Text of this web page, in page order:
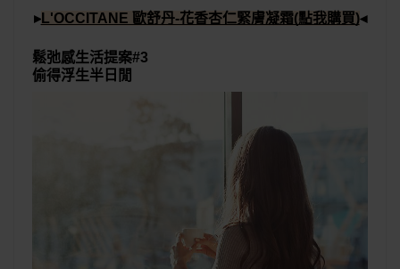
▸L'OCCITANE 歐舒丹-花香杏仁緊膚凝霜(點我購買)◂
鬆弛感生活提案#3
偷得浮生半日閒